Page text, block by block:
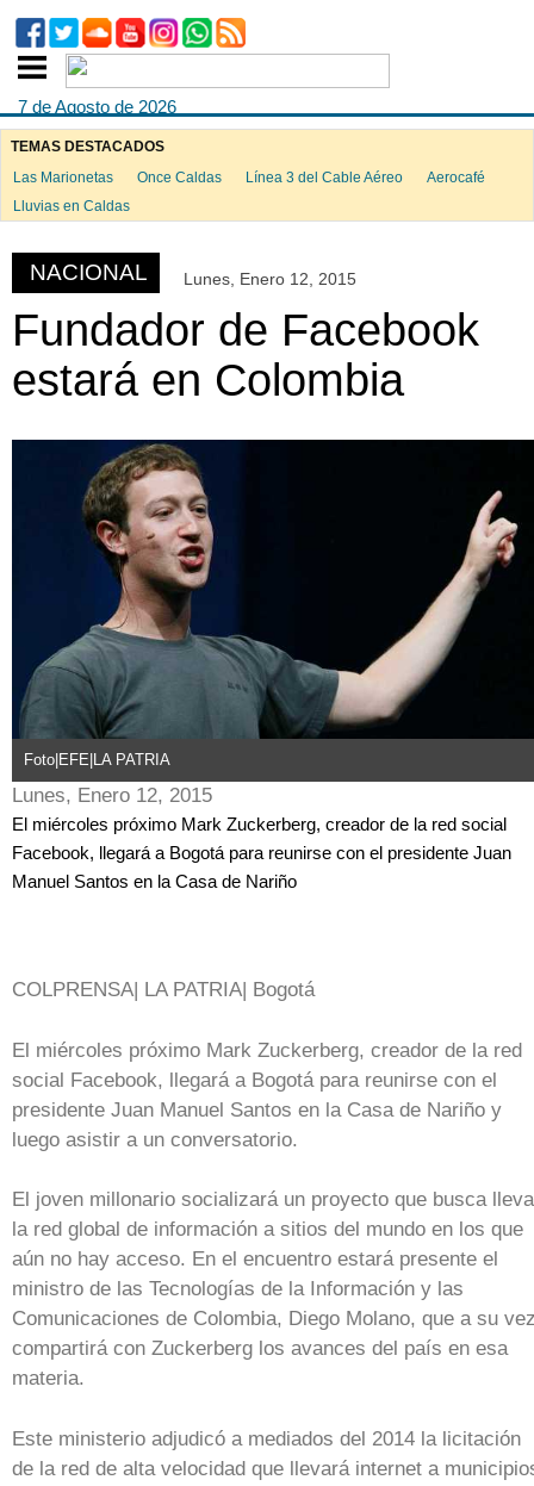
7 de Agosto de 2026
TEMAS DESTACADOS
Las Marionetas
Once Caldas Línea 3 del Cable Aéreo
Aerocafé
Lluvias en Caldas
NACIONAL Lunes, Enero 12, 2015
Fundador de Facebook
estará en Colombia
Foto|EFE|LA PATRIA
Lunes, Enero 12, 2015
El miércoles próximo Mark Zuckerberg, creador de la red social
Facebook, llegará a Bogotá para reunirse con el presidente Juan
Manuel Santos en la Casa de Nariño
COLPRENSA| LA PATRIA| Bogotá
El miércoles próximo Mark Zuckerberg, creador de la red
social Facebook, llegará a Bogotá para reunirse con el
presidente Juan Manuel Santos en la Casa de Nariño y
luego asistir a un conversatorio.
El joven millonario socializará un proyecto que busca
la red global de información a sitios del mundo en los que
aún no hay acceso. En el encuentro estará presente el
ministro de las Tecnologías de la Información y las
Comunicaciones de Colombia, Diego Molano, que a su
compartirá con Zuckerberg los avances del país en esa
materia.
Este ministerio adjudicó a mediados del 2014 la licitación
de la red de alta velocidad que llevará internet a